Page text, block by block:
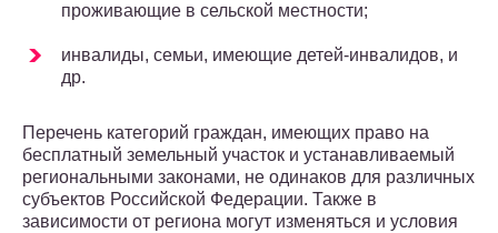
проживающие в сельской местности;
инвалиды, семьи, имеющие детей-инвалидов, и
др.
Перечень категорий граждан, имеющих право на
бесплатный земельный участок и устанавливаемый
региональными законами, не одинаков для различных
субъектов Российской Федерации. Также в
зависимости от региона могут изменяться и условия